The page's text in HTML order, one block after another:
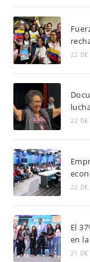
22 DE
22 DE
22
El
en
21 DE